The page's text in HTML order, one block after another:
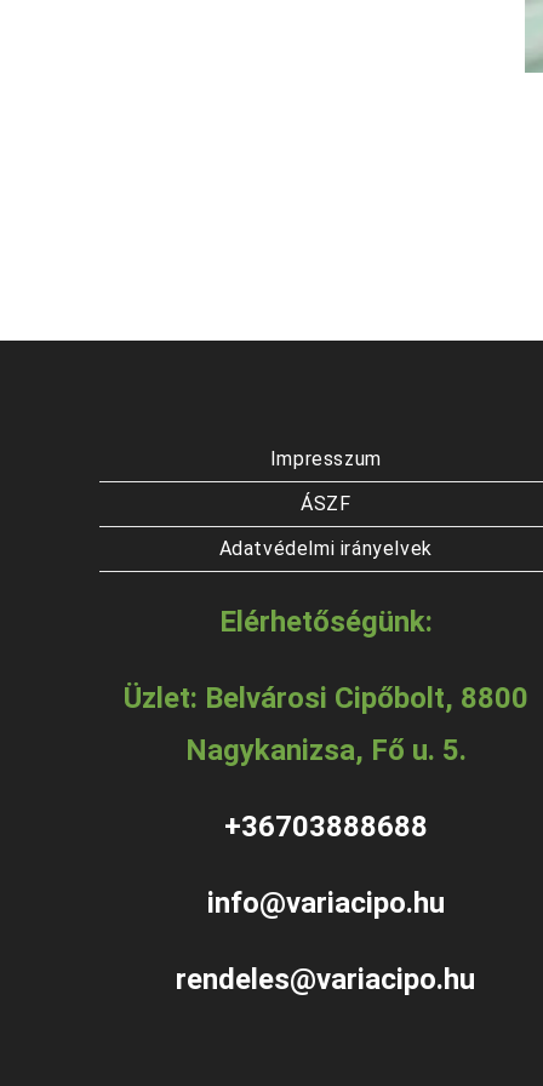
Impresszum
ÁSZF
Adatvédelmi irányelvek
Elérhetőségünk:
Üzlet: Belvárosi Cipőbolt, 8800
Nagykanizsa, Fő u. 5.
+36703888688
info@variacipo.hu
rendeles@variacipo.hu